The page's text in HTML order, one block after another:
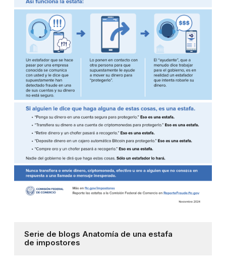
Serie de blogs Anatomía de una estafa
de impostores